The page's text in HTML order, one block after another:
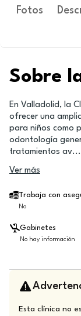
Fotos
Sobre
En Valladolid, la
ofrecer una
para niños como
odontología
tratamientos av...
Ver más
Trabaja con
No
Gabinetes
No hay información
Esta clínica no